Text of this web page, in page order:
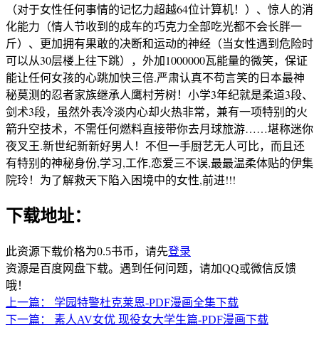
（对于女性任何事情的记忆力超越64位计算机！）、惊人的消
化能力（情人节收到的成车的巧克力全部吃光都不会长胖一
斤）、更加拥有果敢的决断和运动的神经（当女性遇到危险时
可以从30层楼上往下跳），外加1000000瓦能量的微笑，保证
能让任何女孩的心跳加快三倍.严肃认真不苟言笑的日本最神
秘莫测的忍者家族继承人鹰村芳树！小学3年纪就是柔道3段、
剑术3段，虽然外表冷淡内心却火热非常，兼有一项特别的火
箭升空技术，不需任何燃料直接带你去月球旅游……堪称迷你
夜叉王.新世纪新新好男人！不但一手厨艺无人可比，而且还
有特别的神秘身份,学习,工作,恋爱三不误,最最温柔体贴的伊集
院玲！为了解救天下陷入困境中的女性,前进!!!
下载地址：
此资源下载价格为0.5书币，请先登录
资源是百度网盘下载。遇到任何问题，请加QQ或微信反馈
哦！
上一篇：
学园特警杜克莱恩-PDF漫画全集下载
下一篇：
素人AV女优 现役女大学生篇-PDF漫画下载